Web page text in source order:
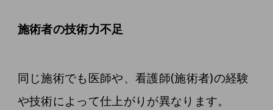
施術者の技術力不足
同じ施術でも医師や、看護師(施術者)の経験
や技術によって仕上がりが異なります。